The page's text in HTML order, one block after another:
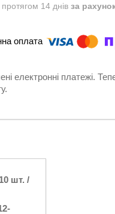
14 днів за
електронні платежі.
шт. /